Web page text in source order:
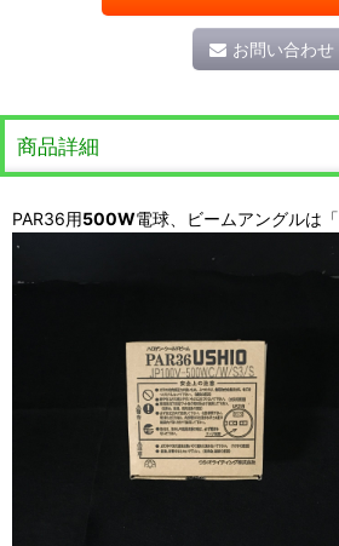
お問い合わせ
商品詳細
PAR36用500W電球、ビームアングルは「